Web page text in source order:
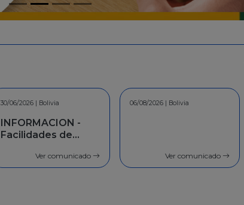
06/08/2026 | Bolivia
Ver comunicado
30/07/2026 | Bolivia
Ver comunicado